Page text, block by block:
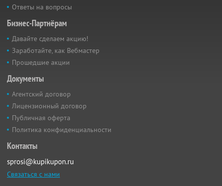
Ответы на вопросы
Бизнес-Партнёрам
Давайте сделаем акцию!
Заработайте, как Вебмастер
Прошедшие акции
Документы
Агентский договор
Лицензионный договор
Публичная оферта
Политика конфиденциальности
Контакты
sprosi@kupikupon.ru
Связаться с нами